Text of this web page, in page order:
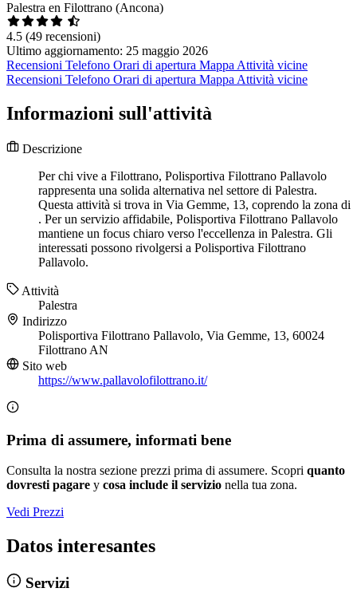
Palestra en Filottrano (Ancona)
4.5 (49 recensioni)
Ultimo aggiornamento: 25 maggio 2026
Recensioni Telefono Orari di apertura Mappa Attività vicine
Recensioni Telefono Orari di apertura Mappa Attività vicine
Informazioni sull'attività
Descrizione
Per chi vive a Filottrano, Polisportiva Filottrano Pallavolo
rappresenta una solida alternativa nel settore di Palestra.
Questa attività si trova in Via Gemme, 13, coprendo la zona di
. Per un servizio affidabile, Polisportiva Filottrano Pallavolo
mantiene un focus chiaro verso l'eccellenza in Palestra. Gli
interessati possono rivolgersi a Polisportiva Filottrano
Pallavolo.
Attività
Palestra
Indirizzo
Polisportiva Filottrano Pallavolo, Via Gemme, 13, 60024
Filottrano AN
Sito web
https://www.pallavolofilottrano.it/
Prima di assumere, informati bene
Consulta la nostra sezione prezzi prima di assumere. Scopri quanto
dovresti pagare y cosa include il servizio nella tua zona.
Vedi Prezzi
Datos interesantes
Servizi